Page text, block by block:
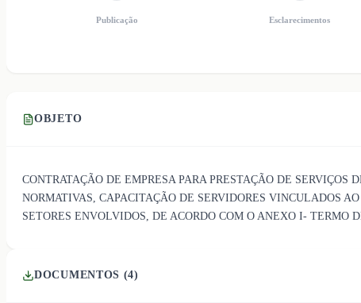
Publicação Esclarecimentos
OBJETO
CONTRATAÇÃO DE EMPRESA PARA PRESTAÇÃO DE
NORMATIVAS, CAPACITAÇÃO DE SERVIDORES VINCULADOS
SETORES ENVOLVIDOS, DE ACORDO COM O ANEXO I- TERMO
DOCUMENTOS (4)